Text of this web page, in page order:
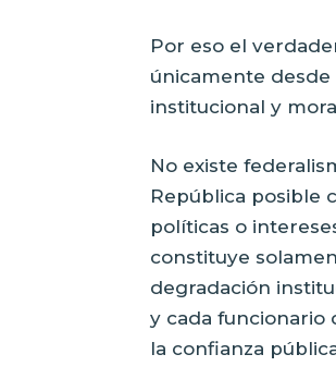
Por eso el
únicamente desde
institucional y
No existe
República posible
políticas o
constituye
degradación
y cada funcionario
la confianza